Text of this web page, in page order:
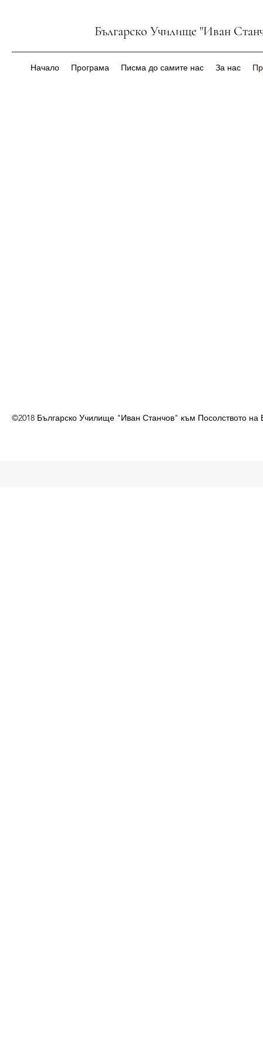
Българско Училище "Иван
Начало Програма Писма до самите нас За нас
©2018 Българско Училище "Иван Станчов" към Посолството на